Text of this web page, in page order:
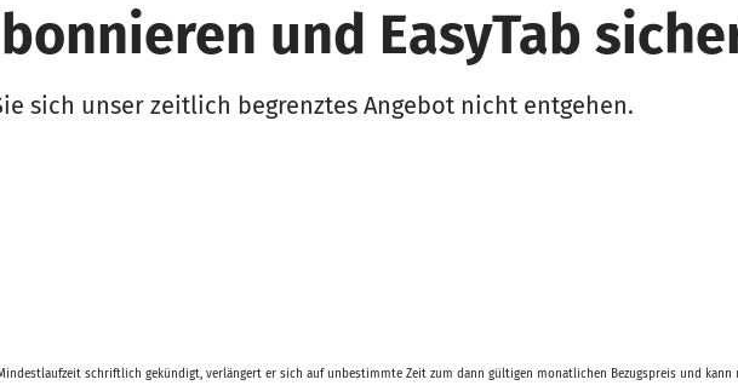
und EasyTab
sich unser zeitlich begrenztes Angebot nicht entgehen.
schriftlich gekündigt, verlängert er sich auf unbestimmte Zeit zum dann gültigen monatlichen Bezugspreis und kann